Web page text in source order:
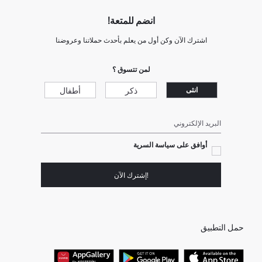
انضم للمتعة!
اشترك الآن وكن أول من يعلم بأحدث حملاتنا وعروضنا
لمن تتسوق ؟
انثى ذكر أطفال
البريد الإلكتروني
أوافق على سياسة السرية
!إشترك الآن
حمل التطبيق